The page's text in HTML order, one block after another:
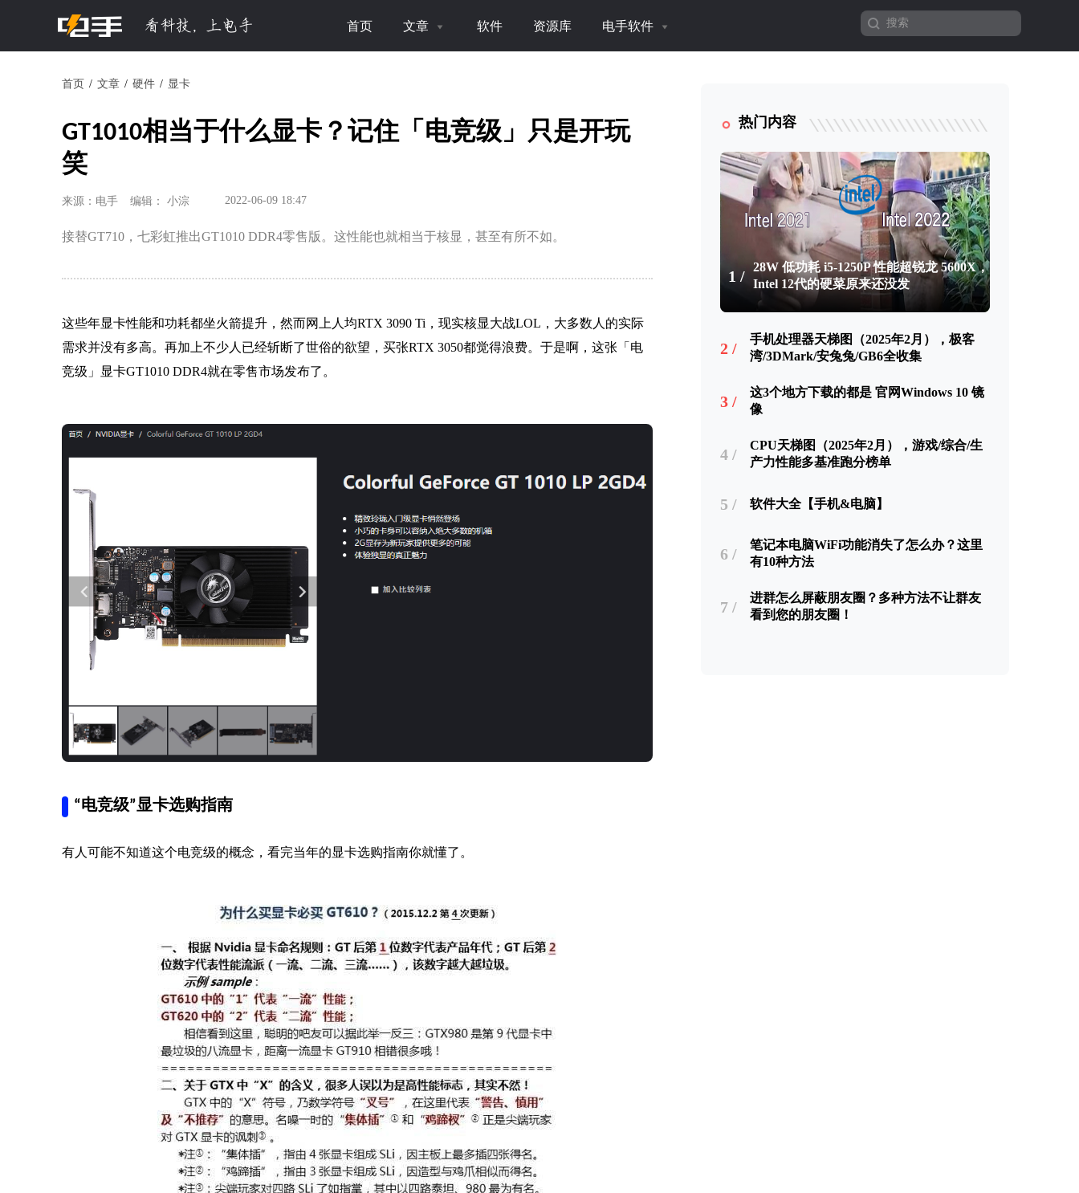
首页 文章 软件 资源库 电手软件
首页 文章 硬件 显卡
GT1010相当于什么显卡？记住「电竞级」只是开玩
笑
来源：电手 编辑： 小淙 2022-06-09 18:47
接替GT710，七彩虹推出GT1010 DDR4零售版。这性能也就相当于核显，甚至有所不如。
这些年显卡性能和功耗都坐火箭提升，然而网上人均RTX 3090 Ti，现实核显大战LOL，大多数人的实际
需求并没有多高。再加上不少人已经斩断了世俗的欲望，买张RTX 3050都觉得浪费。于是啊，这张「电
竞级」显卡GT1010 DDR4就在零售市场发布了。
“电竞级”显卡选购指南
有人可能不知道这个电竞级的概念，看完当年的显卡选购指南你就懂了。
热门内容
1 /
28W 低功耗 i5-1250P 性能超锐龙 5600X，
Intel 12代的硬菜原来还没发
2 /
手机处理器天梯图（2025年2月），极客
湾/3DMark/安兔兔/GB6全收集
3 /
这3个地方下载的都是 官网Windows 10 镜
像
4 /
CPU天梯图（2025年2月），游戏/综合/生
产力性能多基准跑分榜单
5 / 软件大全【手机&电脑】
6 /
笔记本电脑WiFi功能消失了怎么办？这里
有10种方法
7 /
进群怎么屏蔽朋友圈？多种方法不让群友
看到您的朋友圈！